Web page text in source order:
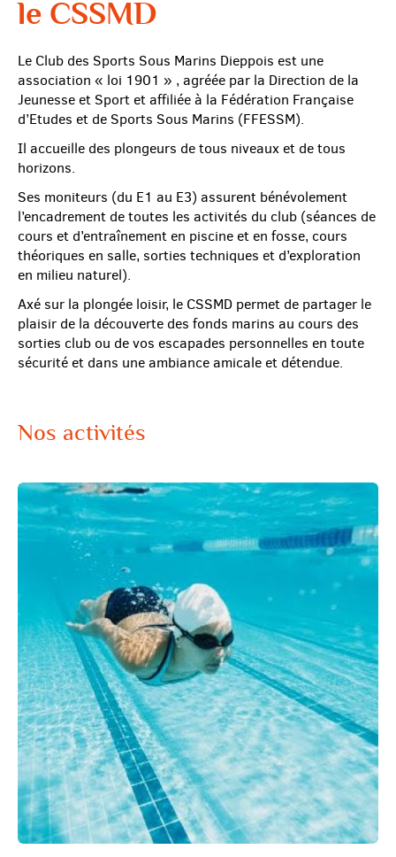
le CSSMD
Le Club des Sports Sous Marins Dieppois est une
association « loi 1901 » , agréée par la Direction de la
Jeunesse et Sport et affiliée à la Fédération Française
d’Etudes et de Sports Sous Marins (FFESSM).
Il accueille des plongeurs de tous niveaux et de tous
horizons.
Ses moniteurs (du E1 au E3) assurent bénévolement
l’encadrement de toutes les activités du club (séances de
cours et d’entraînement en piscine et en fosse, cours
théoriques en salle, sorties techniques et d’exploration
en milieu naturel).
Axé sur la plongée loisir, le CSSMD permet de partager le
plaisir de la découverte des fonds marins au cours des
sorties club ou de vos escapades personnelles en toute
sécurité et dans une ambiance amicale et détendue.
Nos activités